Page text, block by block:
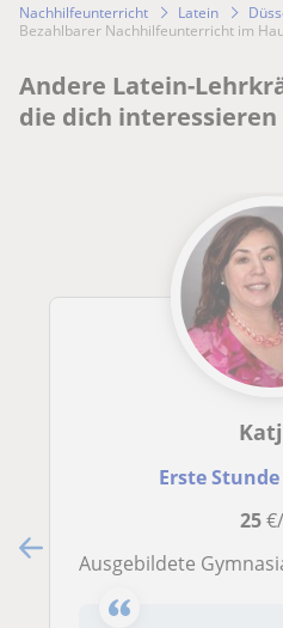
Nachhilfeunterricht Latein
Bezahlbarer Nachhilfeunterricht im
Andere Latein-
die dich
Erste
25
Ausgebildete Gymnasial- Lehrerin der Sekundarstufen I und II bietet